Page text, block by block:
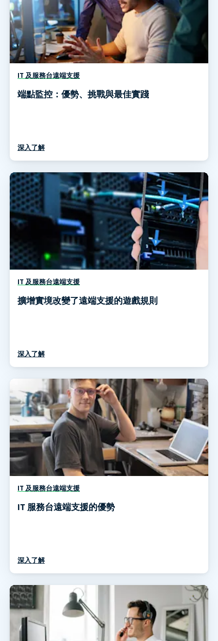
IT 及服務台遠端支援
端點監控：優勢、挑戰與最佳實踐
深入了解
IT 及服務台遠端支援
擴增實境改變了遠端支援的遊戲規則
深入了解
IT 及服務台遠端支援
IT 服務台遠端支援的優勢
深入了解